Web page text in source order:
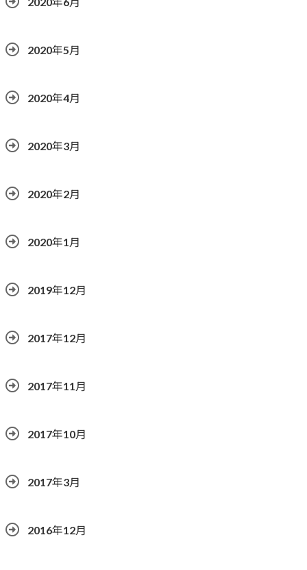
2020年5月
2020年4月
2020年3月
2020年2月
2020年1月
2019年12月
2017年12月
2017年11月
2017年10月
2017年3月
2016年12月